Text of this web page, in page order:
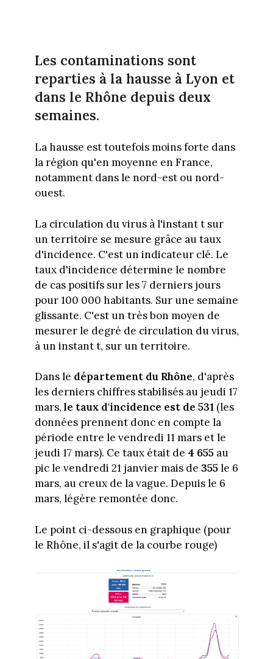
Les contaminations sont
reparties à la hausse à Lyon et
dans le Rhône depuis deux
semaines.
La hausse est toutefois moins forte dans
la région qu'en moyenne en France,
notamment dans le nord-est ou nord-
ouest.
La circulation du virus à l'instant t sur
un territoire se mesure grâce au taux
d'incidence. C'est un indicateur clé. Le
taux d'incidence détermine le nombre
de cas positifs sur les 7 derniers jours
pour 100 000 habitants. Sur une semaine
glissante. C'est un très bon moyen de
mesurer le degré de circulation du virus,
à un instant t, sur un territoire.
Dans le département du Rhône, d'après
les derniers chiffres stabilisés au jeudi 17
mars,le taux d'incidence est de 531 (les
données prennent donc en compte la
période entre le vendredi 11 mars et le
jeudi 17 mars). Ce taux était de 4 655au
pic le vendredi 21 janvier mais de 355le 6
mars, au creux de la vague. Depuis le 6
mars, légère remontée donc.
Le point ci-dessous en graphique (pour
le Rhône, il s'agit de la courbe rouge)